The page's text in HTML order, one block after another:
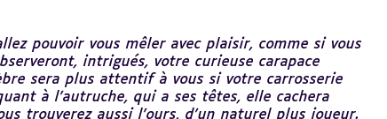
pouvoir vous mêler avec plaisir, comme si vous
intrigués, votre curieuse carapace
sera plus attentif à vous si votre carrosserie
à l’autruche, qui a ses têtes, elle cachera
trouverez aussi l’ours, d’un naturel plus joueur.